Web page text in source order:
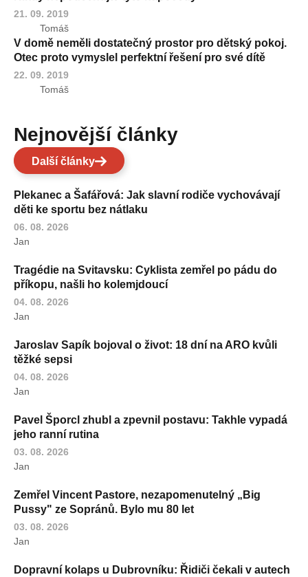
21. 09. 2019
Tomáš
V domě neměli dostatečný prostor pro dětský pokoj.
Otec proto vymyslel perfektní řešení pro své dítě
22. 09. 2019
Tomáš
Nejnovější články
Další články
Plekanec a Šafářová: Jak slavní rodiče vychovávají
děti ke sportu bez nátlaku
06. 08. 2026
Jan
Tragédie na Svitavsku: Cyklista zemřel po pádu do
příkopu, našli ho kolemjdoucí
04. 08. 2026
Jan
Jaroslav Sapík bojoval o život: 18 dní na ARO kvůli
těžké sepsi
04. 08. 2026
Jan
Pavel Šporcl zhubl a zpevnil postavu: Takhle vypadá
jeho ranní rutina
03. 08. 2026
Jan
Zemřel Vincent Pastore, nezapomenutelný „Big
Pussy" ze Sopránů. Bylo mu 80 let
03. 08. 2026
Jan
Dopravní kolaps u Dubrovníku: Řidiči čekali v autech